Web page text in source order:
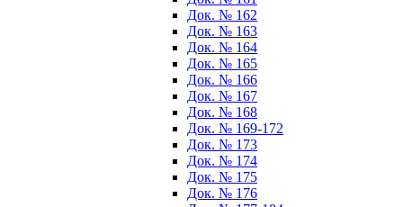
Док. № 162
Док. № 163
Док. № 164
Док. № 165
Док. № 166
Док. № 167
Док. № 168
Док. № 169-172
Док. № 173
Док. № 174
Док. № 175
Док. № 176